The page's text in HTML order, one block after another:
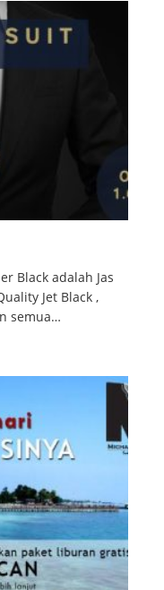
Black adalah Jas
Jet Black ,
semua…